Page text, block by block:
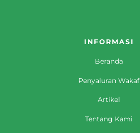
INFORMASI
Beranda
Penyaluran Wakaf
Artikel
Tentang Kami